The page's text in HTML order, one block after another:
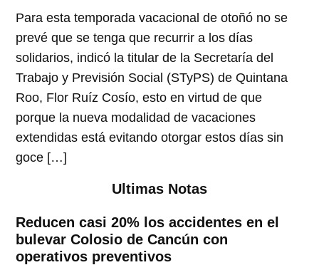
Para esta temporada vacacional de otoñó no se
prevé que se tenga que recurrir a los días
solidarios, indicó la titular de la Secretaría del
Trabajo y Previsión Social (STyPS) de Quintana
Roo, Flor Ruíz Cosío, esto en virtud de que
porque la nueva modalidad de vacaciones
extendidas está evitando otorgar estos días sin
goce […]
Ultimas Notas
Reducen casi 20% los accidentes en el
bulevar Colosio de Cancún con
operativos preventivos